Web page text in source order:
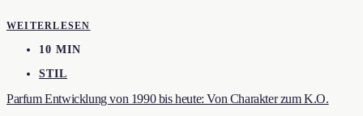
WEITERLESEN
10 MIN
STIL
Parfum Entwicklung von 1990 bis heute: Von Charakter zum K.O.